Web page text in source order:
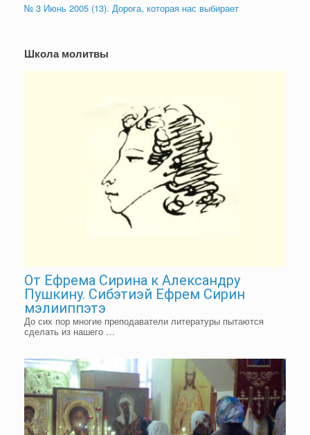
№ 3 Июнь 2005 (13). Дорога, которая нас выбирает
Школа молитвы
От Ефрема Сирина к Александру
Пушкину. Сибэтиэй Ефрем Сирин
мэлииппэтэ
До сих пор многие преподаватели литературы пытаются
сделать из нашего …